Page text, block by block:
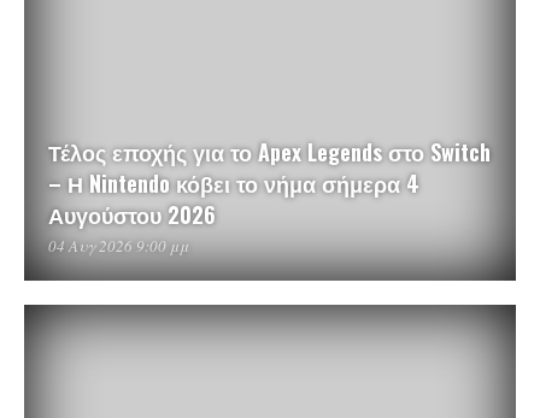
Τέλος εποχής για το Apex Legends στο Switch
– Η Nintendo κόβει το νήμα σήμερα 4
Αυγούστου 2026
04 Αυγ 2026 9:00 μμ